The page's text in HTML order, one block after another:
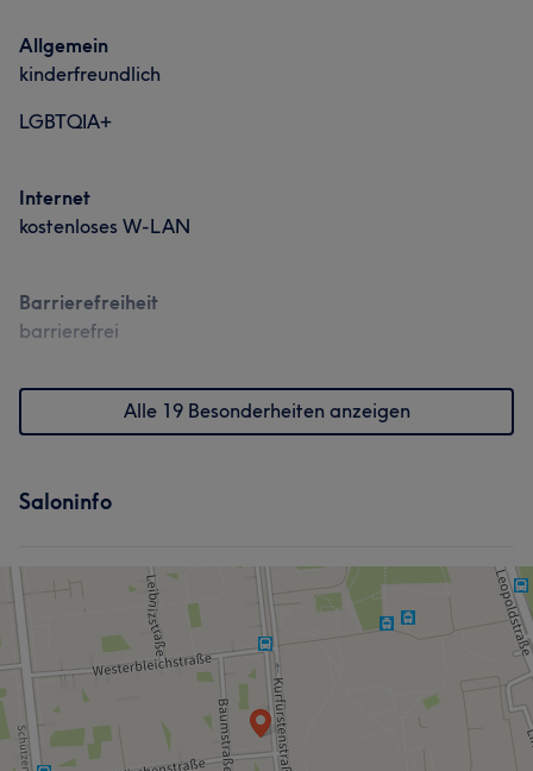
Allgemein
kinderfreundlich
LGBTQIA+
Internet
kostenloses W-LAN
Barrierefreiheit
barrierefrei
Alle 19 Besonderheiten anzeigen
Saloninfo